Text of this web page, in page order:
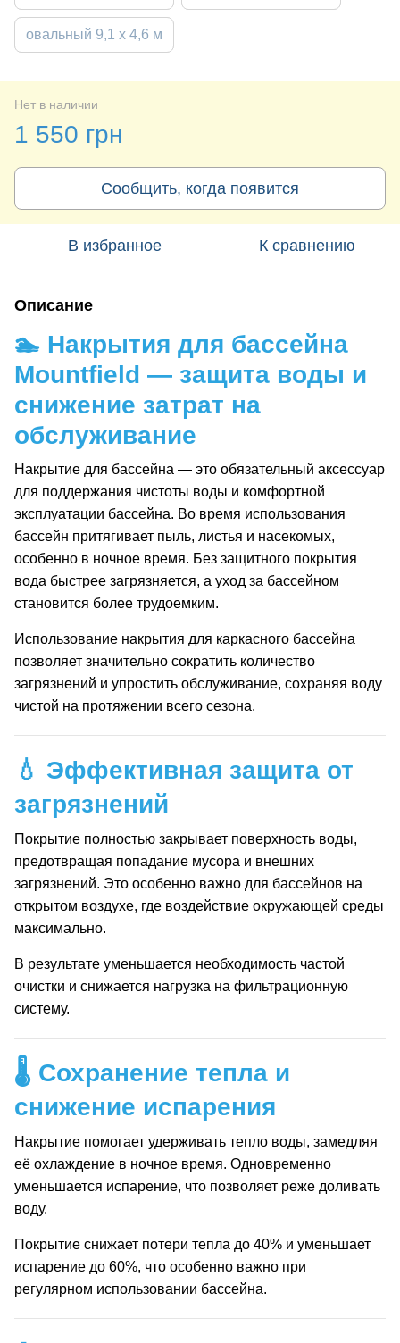
овальный 9,1 х 4,6 м
Нет в наличии
1 550 грн
Сообщить, когда появится
В избранное К сравнению
Описание
🏊 Накрытия для бассейна
Mountfield — защита воды и
снижение затрат на
обслуживание
Накрытие для бассейна — это обязательный аксессуар
для поддержания чистоты воды и комфортной
эксплуатации бассейна. Во время использования
бассейн притягивает пыль, листья и насекомых,
особенно в ночное время. Без защитного покрытия
вода быстрее загрязняется, а уход за бассейном
становится более трудоемким.
Использование накрытия для каркасного бассейна
позволяет значительно сократить количество
загрязнений и упростить обслуживание, сохраняя воду
чистой на протяжении всего сезона.
💧 Эффективная защита от
загрязнений
Покрытие полностью закрывает поверхность воды,
предотвращая попадание мусора и внешних
загрязнений. Это особенно важно для бассейнов на
открытом воздухе, где воздействие окружающей среды
максимально.
В результате уменьшается необходимость частой
очистки и снижается нагрузка на фильтрационную
систему.
🌡️ Сохранение тепла и
снижение испарения
Накрытие помогает удерживать тепло воды, замедляя
её охлаждение в ночное время. Одновременно
уменьшается испарение, что позволяет реже доливать
воду.
Покрытие снижает потери тепла до 40% и уменьшает
испарение до 60%, что особенно важно при
регулярном использовании бассейна.